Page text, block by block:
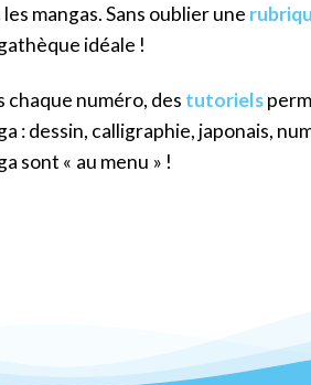
les mangas. Sans oublier une
idéale !
chaque numéro, des tutoriels
: dessin, calligraphie, japonais,
sont « au menu » !